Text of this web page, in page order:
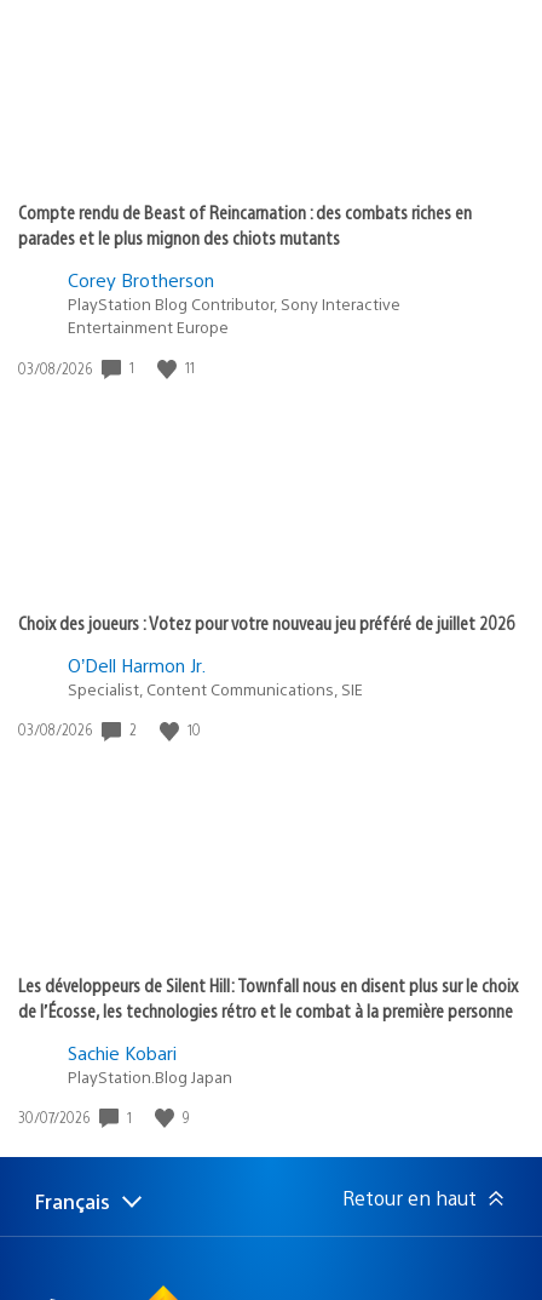
Compte rendu de Beast of Reincarnation : des combats riches en
parades et le plus mignon des chiots mutants
Corey Brotherson
PlayStation Blog Contributor, Sony Interactive
Entertainment Europe
Date
03/08/2026 1 11
Choix des joueurs : Votez pour votre nouveau jeu préféré de juillet 2026
O’Dell Harmon Jr.
Specialist, Content Communications, SIE
Date
03/08/2026 2 10
Les développeurs de Silent Hill: Townfall nous en disent plus sur le choix
de l’Écosse, les technologies rétro et le combat à la première personne
Sachie Kobari
PlayStation.Blog Japan
Date
publication
30/07/2026 1 9
Choisir
une
Région
actuelle
Français Retour en haut